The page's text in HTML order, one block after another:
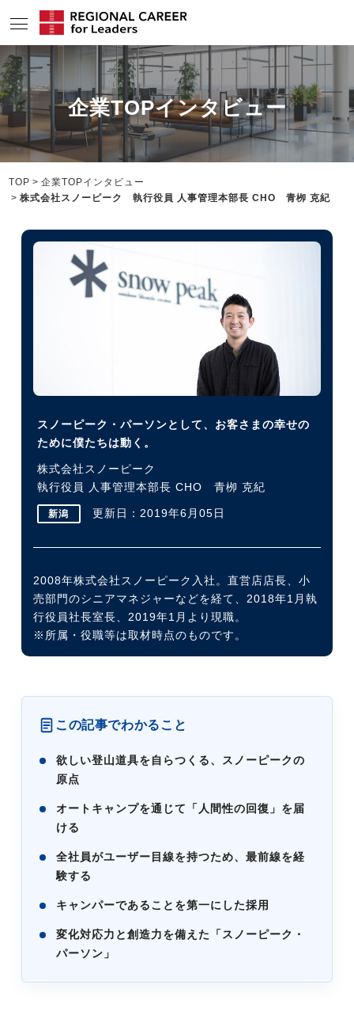
サービスの特長
求人情報
転職成功者インタビュー
地域の特色
中長期で転職をお考えの方
企業TOPインタビュー
TOP
企業TOPインタビュー
株式会社スノーピーク 執行役員 人事管理本部長 CHO 青栁 克紀
スノーピーク・パーソンとして、お客さまの幸せの
ために僕たちは動く。
株式会社スノーピーク
執行役員 人事管理本部長 CHO 青栁 克紀
新潟 更新日：2019年6月05日
2008年株式会社スノーピーク入社。直営店店長、小
売部門のシニアマネジャーなどを経て、2018年1月執
行役員社長室長、2019年1月より現職。
※所属・役職等は取材時点のものです。
この記事でわかること
欲しい登山道具を自らつくる、スノーピークの
原点
オートキャンプを通じて「人間性の回復」を届
ける
全社員がユーザー目線を持つため、最前線を経
験する
キャンパーであることを第一にした採用
変化対応力と創造力を備えた「スノーピーク・
パーソン」